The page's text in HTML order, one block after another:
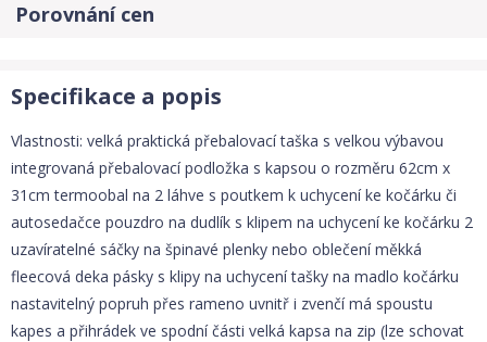
Porovnání cen
Specifikace a popis
Vlastnosti: velká praktická přebalovací taška s velkou výbavou
integrovaná přebalovací podložka s kapsou o rozměru 62cm x
31cm termoobal na 2 láhve s poutkem k uchycení ke kočárku či
autosedačce pouzdro na dudlík s klipem na uchycení ke kočárku 2
uzavíratelné sáčky na špinavé plenky nebo oblečení měkká
fleecová deka pásky s klipy na uchycení tašky na madlo kočárku
nastavitelný popruh přes rameno uvnitř i zvenčí má spoustu
kapes a přihrádek ve spodní části velká kapsa na zip (lze schovat